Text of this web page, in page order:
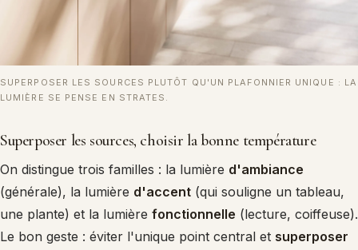
SUPERPOSER LES SOURCES PLUTÔT QU'UN PLAFONNIER UNIQUE : LA
LUMIÈRE SE PENSE EN STRATES.
Superposer les sources, choisir la bonne température
On distingue trois familles : la lumière d'ambiance
(générale), la lumière d'accent (qui souligne un tableau,
une plante) et la lumière fonctionnelle (lecture, coiffeuse).
Le bon geste : éviter l'unique point central et superposer